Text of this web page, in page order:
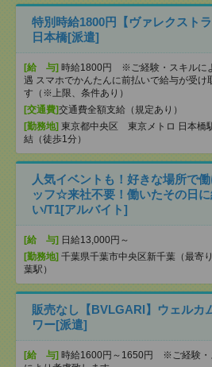
特別時給1800円【ヴァレクスト
日本橋[派遣]
[給 与] 時給1800円 ※ご経験・スキルに
遇 スマホでかんたんに前払いで給与が受け
す（※上限、条件あり）
[交通費]交通費全額支給（規定あり）
[勤務地] 東京都中央区 東京メトロ 日本橋
結（徒歩1分）
人気イベントも！好きな場所で
ッフ☆来社不要！働いたその日
い/T1[アルバイト]
[給 与] 日給13,000円～
[勤務地] 千葉県千葉市中央区新千葉（最寄
葉駅）
販売なし【BVLGARI】ウェル
ワー[派遣]
[給 与] 時給1600円～1650円 ※ご経験・